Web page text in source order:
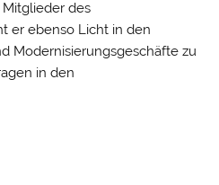
des
er ebenso Licht in den
Modernisierungsgeschäfte zu
in den